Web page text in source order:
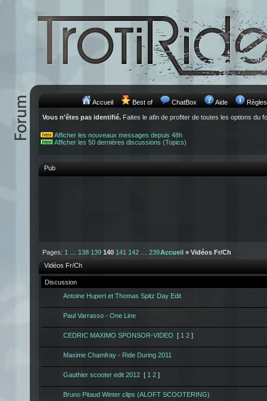
Accueil Best of ChatBox Aide Règles
Vous n'êtes pas identifié. Faites le afin de profiter de toutes les options du
Afficher les nouveaux messages depuis 48h
Afficher les 50 dernières discussions (Topics)
Pub
Pages: 1 138 139 140 141 142 239Accueil » Vidéos Fr/Ch
Vidéos Fr/Ch
Discussion
Antoine Hupert et Thomas Spitz Day Edit
Paul Varrasso - One Line
CEDRIC MAXIMO SPONSOR-VIDEO [ 1 2 ]
Maxime Chamfray - Ride During 2011
Gauthier scooter edit 2012 [ 1 2 ]
Bruno Pitaud Winter clips (ALOFT SCOOTERING)